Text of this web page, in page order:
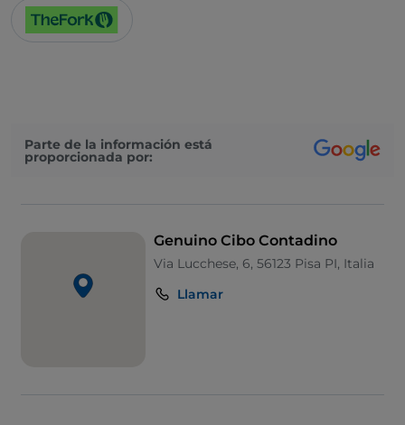
Parte de la información está
proporcionada por:
Genuino Cibo Contadino
Via Lucchese, 6, 56123 Pisa PI, Italia
Llamar